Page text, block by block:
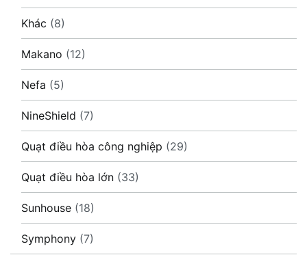
Khác (8)
Makano (12)
Nefa (5)
NineShield (7)
Quạt điều hòa công nghiệp (29)
Quạt điều hòa lớn (33)
Sunhouse (18)
Symphony (7)